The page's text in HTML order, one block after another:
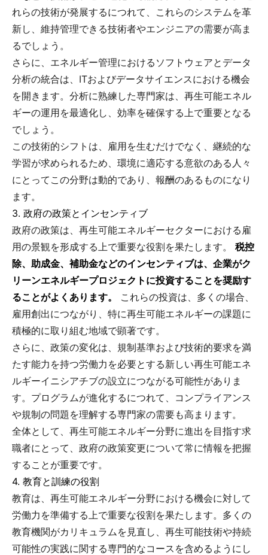
れらの技術が発展するにつれて、これらのシステムを革
新し、維持管理できる技術者やエンジニアの需要が高ま
るでしょう。
さらに、エネルギー管理におけるソフトウェアとデータ
分析の統合は、ITおよびデータサイエンスにおける機会
を開きます。分析に熟練した専門家は、再生可能エネル
ギーの運用を最適化し、効率を確保する上で重要となる
でしょう。
この技術的シフトは、雇用を生むだけでなく、継続的な
学習が求められるため、環境に適応する意欲のある人々
にとってこの分野は動的であり、報酬のあるものになり
ます。
3. 政府の政策とインセンティブ
政府の政策は、再生可能エネルギーセクターにおける雇
用の景観を形成する上で重要な役割を果たします。 税控
除、助成金、補助金などのインセンティブは、企業がク
リーンエネルギープロジェクトに投資することを奨励す
ることがよくあります。
これらの投資は、多くの場合、
雇用創出につながり、特に再生可能エネルギーの課題に
積極的に取り組む地域で顕著です。
さらに、政策の変化は、規制基準および技術的要求を満
たす能力を持つ労働力を必要とする新しい再生可能エネ
ルギーイニシアチブの設立につながる可能性がありま
す。プログラムが進化するにつれて、コンプライアンス
や規制の問題を理解する専門家の需要も高まります。
全体として、再生可能エネルギー分野に進出を目指す求
職者にとって、政府の政策変更について常に情報を把握
することが重要です。
4. 教育と訓練の役割
教育は、再生可能エネルギー分野における機会に対して
労働力を準備する上で重要な役割を果たします。多くの
教育機関がカリキュラムを見直し、再生可能技術や持続
可能性の実践に関する専門的なコースを含めるようにし